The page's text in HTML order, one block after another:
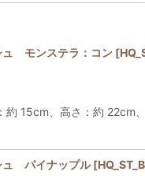
絞
ュ モンステラ：コン [
15cm、高さ：約
ュ パイナップル [